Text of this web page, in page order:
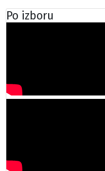
Po izboru